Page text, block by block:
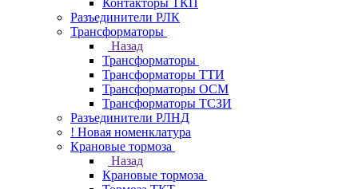
Контакторы ТКП
Разъединители РЛК
Трансформаторы
Назад
Трансформаторы
Трансформаторы ТТИ
Трансформаторы ОСМ
Трансформаторы ТСЗИ
Разъединители РЛНД
! Новая номенклатура
Крановые тормоза
Назад
Крановые тормоза